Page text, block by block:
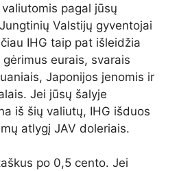
pagal jūsų
Valstijų gyventojai
IHG taip pat išleidžia
eurais, svarais
Japonijos jenomis ir
Jei jūsų šalyje
iš šių valiutų, IHG išduos
atlygį JAV doleriais.
po 0,5 cento. Jei